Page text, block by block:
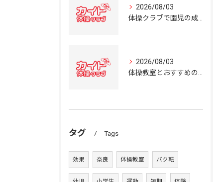
2026/08/03
2026/08/03
タグ Tags
効果 奈良 体操教室 バク転